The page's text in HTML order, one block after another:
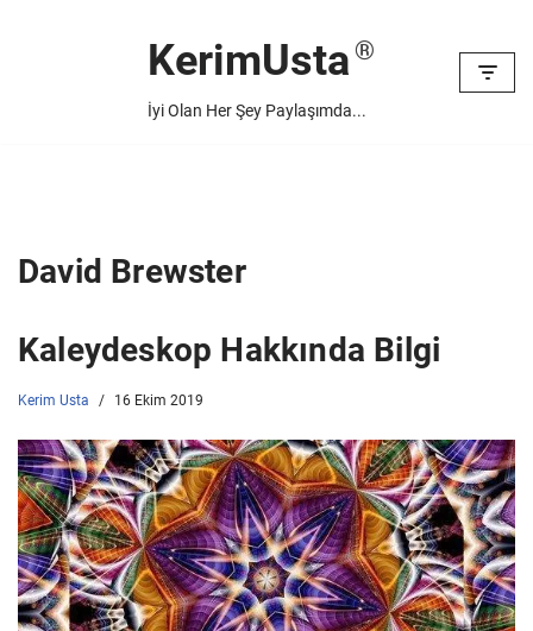
KerimUsta
İyi Olan Her Şey Paylaşımda...
David Brewster
Kaleydeskop Hakkında Bilgi
Kerim Usta 16 Ekim 2019